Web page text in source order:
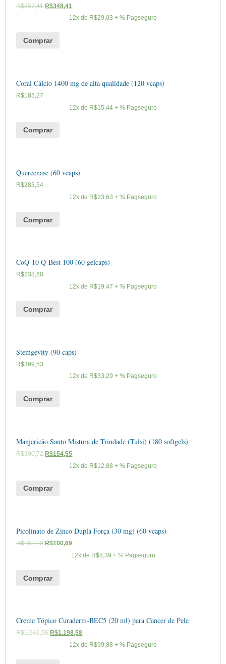
R$557,41 R$348,41
12x de R$29,03 + % Pagseguro
Comprar
Coral Cálcio 1400 mg de alta qualidade (120 vcaps)
R$185,27
12x de R$15,44 + % Pagseguro
Comprar
Quercenase (60 vcaps)
R$283,54
12x de R$23,63 + % Pagseguro
Comprar
CoQ-10 Q-Best 100 (60 gelcaps)
R$233,60
12x de R$19,47 + % Pagseguro
Comprar
Stemgevity (90 caps)
R$399,53
12x de R$33,29 + % Pagseguro
Comprar
Manjericão Santo Mistura de Trindade (Tulsi) (180 softgels)
R$300,72 R$154,55
12x de R$12,88 + % Pagseguro
Comprar
Picolinato de Zinco Dupla Força (30 mg) (60 vcaps)
R$161,10 R$100,69
12x de R$8,39 + % Pagseguro
Comprar
Creme Tópico Curaderm-BEC5 (20 ml) para Cancer de Pele
R$1.546,56 R$1.198,58
12x de R$99,88 + % Pagseguro